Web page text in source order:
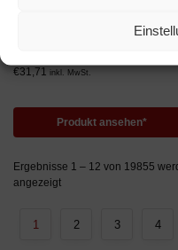
Spundwand | 76/18 | 0,9 mm |
€31,71 inkl. MwSt.
Produkt ansehen*
Ergebnisse 1 – 12 von 19855
angezeigt
1 2 3 4